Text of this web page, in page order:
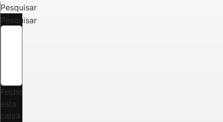
Pesquisar
Pesquisar
Feche
esta
caixa